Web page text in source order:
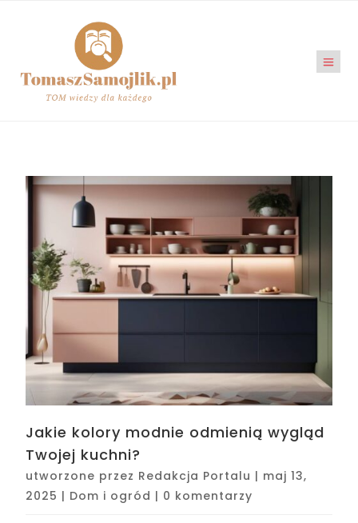
Jakie kolory modnie odmienią wygląd
Twojej kuchni?
utworzone przez Redakcja Portalu | maj 13,
2025 | Dom i ogród | 0 komentarzy